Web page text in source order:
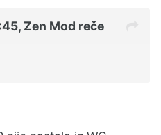
Zen Mod reče